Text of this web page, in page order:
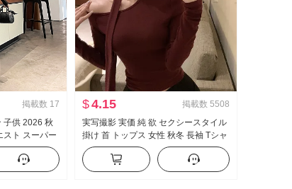
掲載数 17
子供 2026 秋
スト スーパー
ィット 伸縮性
クス
$4.15 掲載数 5508
実写撮影 実価 純 欲 セクシースタイル
掛け 首 トップス 女性 秋冬 長袖 Tシャ
ツ 高度 感 表示 ボディピース 内 かけ
る インナーシャツ